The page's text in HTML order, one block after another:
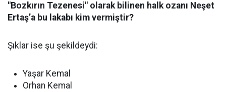
"Bozkırın Tezenesi" olarak bilinen halk ozanı Neşet
Ertaş’a bu lakabı kim vermiştir?
Şıklar ise şu şekildeydi:
Yaşar Kemal
Orhan Kemal